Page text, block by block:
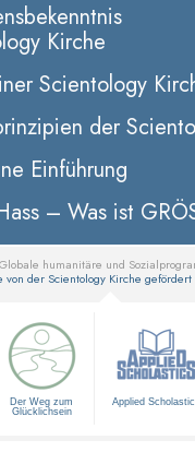
Kirche
Scientology
der
Einführung
– Was ist
Globale humanitäre und
von der Scientology Kirche gefördert
Der Weg zum
Glücklichsein
Applied